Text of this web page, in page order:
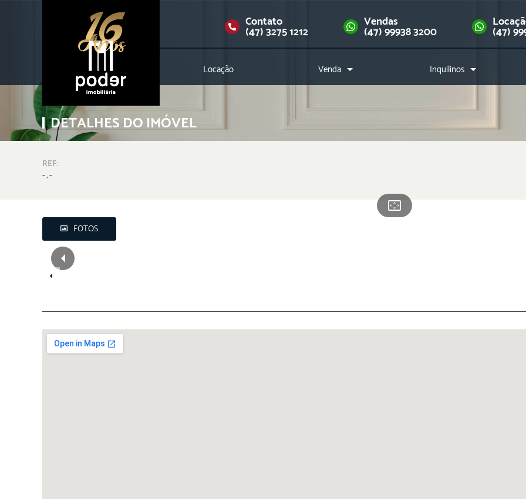
Contato
(47) 3275 1212
Vendas
(47) 99938 3200 (47)
Locação Venda Inquilinos
Downloads
DETALHES DO IMÓVEL
REF:
- , -
FOTOS